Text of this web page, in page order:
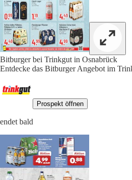
Bitburger bei Trinkgut in Osnabrück
Entdecke das Bitburger Angebot im
Prospekt öffnen
endet bald